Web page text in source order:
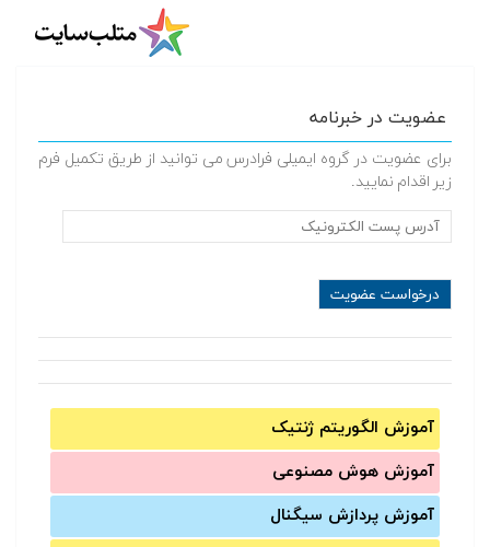
عضویت در خبرنامه
برای عضویت در گروه ایمیلی فرادرس می توانید از طریق تکمیل فرم
زیر اقدام نمایید.
آموزش الگوریتم ژنتیک
آموزش‌ هوش مصنوعی
آموزش‌ پردازش سیگنال